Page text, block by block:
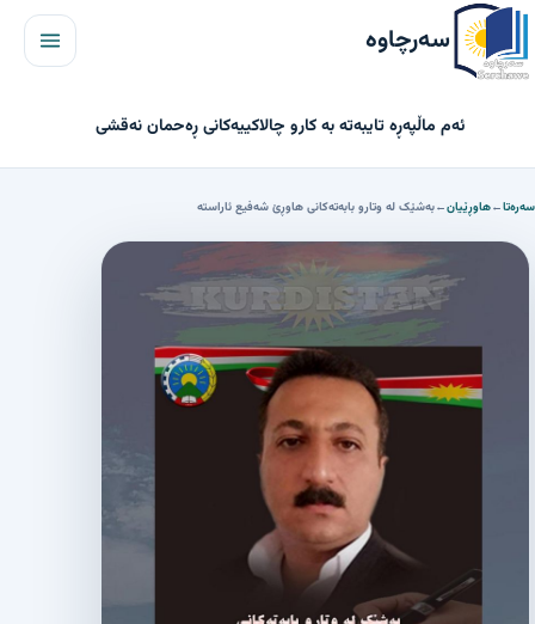
سەرچاوە
ئەم ماڵپەڕە تایبەتە بە کارو چالاکییەکانی ڕەحمان نەقشی
مێنیو
سەرەتا←هاوڕێیان←بەشێک لە وتارو بابەتەکانی هاوڕێ شەفیع ئاراستە